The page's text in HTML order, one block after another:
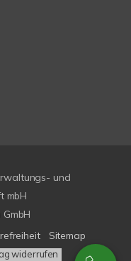
und
mbH
Sitemap
widerrufen